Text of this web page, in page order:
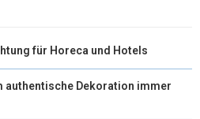
N
für Horeca und Hotels
authentische Dekoration immer